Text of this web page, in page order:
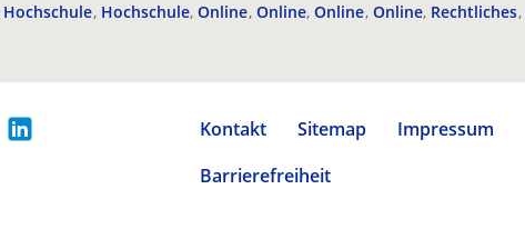
Hochschule Hochschule Online Online Online Online Rechtliches
Kontakt Sitemap Impressum
Barrierefreiheit